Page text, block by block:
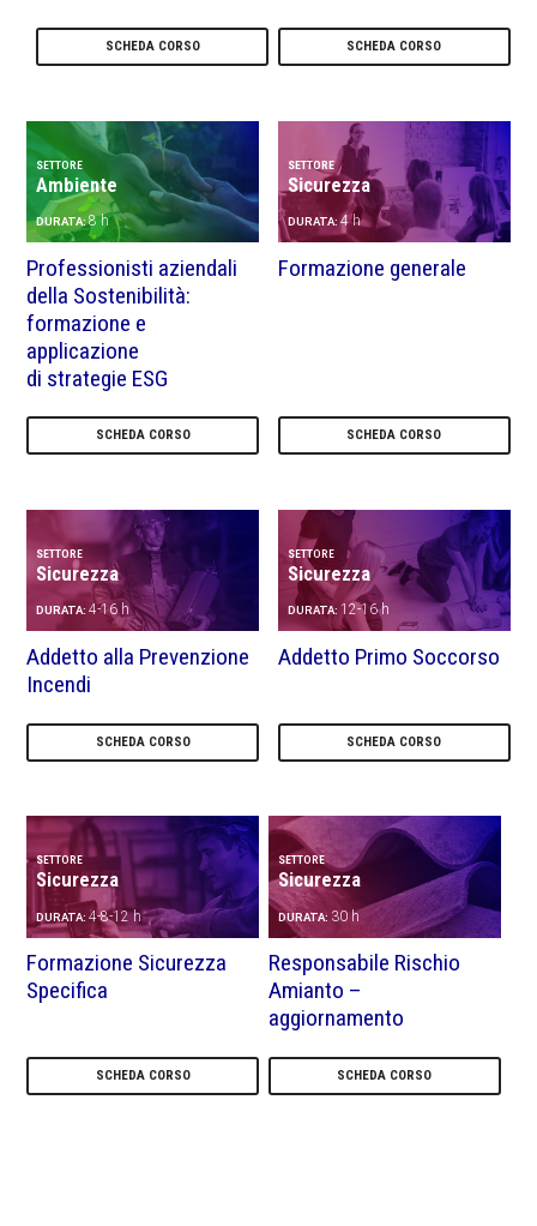
SCHEDA CORSO SCHEDA CORSO
SETTORE
Ambiente
DURATA:8 h
Professionisti aziendali
della Sostenibilità:
formazione e
applicazione
di strategie ESG
SCHEDA CORSO
SETTORE
Sicurezza
DURATA:4 h
Formazione generale
SCHEDA CORSO
SETTORE
Sicurezza
DURATA:4-16 h
Addetto alla Prevenzione
Incendi
SCHEDA CORSO
SETTORE
Sicurezza
DURATA: 12-16 h
Addetto Primo Soccorso
SCHEDA CORSO
SETTORE
Sicurezza
DURATA:4-8-12 h
Formazione Sicurezza
Specifica
SCHEDA CORSO
SETTORE
Sicurezza
DURATA: 30 h
Responsabile Rischio
Amianto –
aggiornamento
SCHEDA CORSO